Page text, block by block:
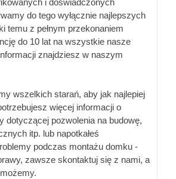
do tego wyłącznie najlepszych
temu z pełnym przekonaniem
do 10 lat na wszystkie nasze
znajdziesz w naszym
wszelkich starań, aby jak najlepiej
więcej informacji o
dotyczącej pozwolenia na budowę,
itp. lub napotkałeś
podczas montażu domku -
zawsze skontaktuj się z nami, a